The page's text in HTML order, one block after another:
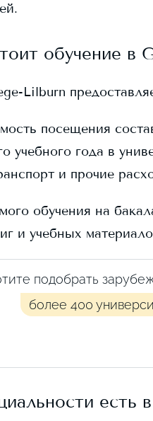
обучение в
Lilburn
посещения
учебного года в
и прочие
обучения на
и учебных
подобрать
более 400
есть в